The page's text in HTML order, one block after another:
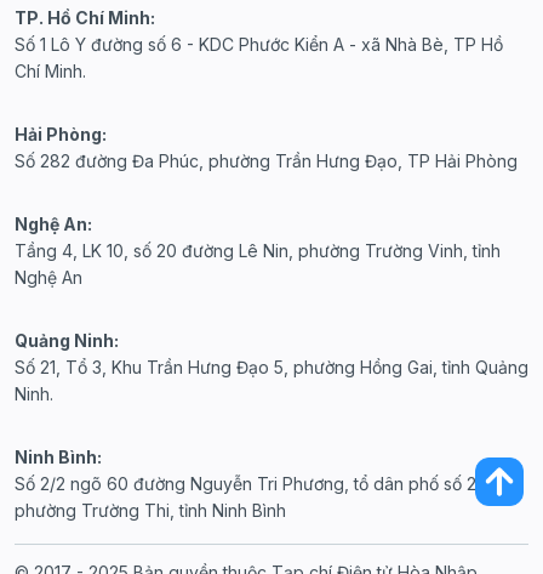
TP. Hồ Chí Minh:
Số 1 Lô Y đường số 6 - KDC Phước Kiển A - xã Nhà Bè, TP Hồ
Chí Minh.
Hải Phòng:
Số 282 đường Đa Phúc, phường Trần Hưng Đạo, TP Hải Phòng
Nghệ An:
Tầng 4, LK 10, số 20 đường Lê Nin, phường Trường Vinh, tỉnh
Nghệ An
Quảng Ninh:
Số 21, Tổ 3, Khu Trần Hưng Đạo 5, phường Hồng Gai, tỉnh Quảng
Ninh.
Ninh Bình:
Số 2/2 ngõ 60 đường Nguyễn Tri Phương, tổ dân phố số 20,
phường Trường Thi, tỉnh Ninh Bình